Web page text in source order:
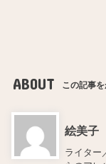
ABOUT この記事
絵美子
ライター